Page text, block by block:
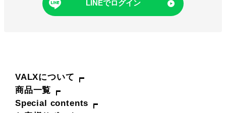
VALX "FUN" LIVE!
コラム
ドン・キホーテ x VALX
LINEでログイン
VALXについて
商品一覧
Special contents